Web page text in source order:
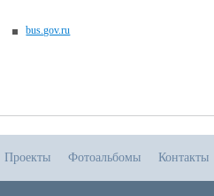
bus.gov.ru
Проекты Фотоальбомы Контакты